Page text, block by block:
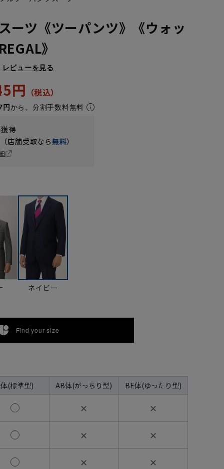
ーツ《ツーパンツ》《ウォッ
》
レビューを見る
円
円から。分割手数料無料
得
店舗受取なら無料）
ネイビー
Find your size
(標準型) AB体(がっちり型) BE体(ゆったり型)
✕ ✕
✕ ✕
✕ ✕